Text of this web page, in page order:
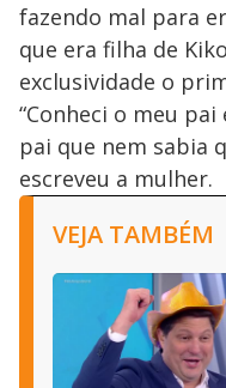
fazendo mal para
que era filha de
exclusividade o
“Conheci o meu
pai que nem sabia
escreveu a mulher.
VEJA TAMBÉM